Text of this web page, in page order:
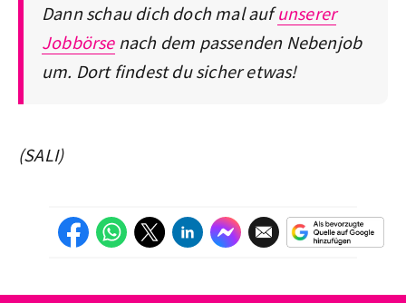
Dann schau dich doch mal aufunserer
Jobbörsenach dem passenden Nebenjob
um. Dort findest du sicher etwas!
(SALI)